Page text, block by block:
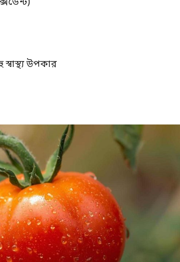
স্বাস্থ্য উপকার